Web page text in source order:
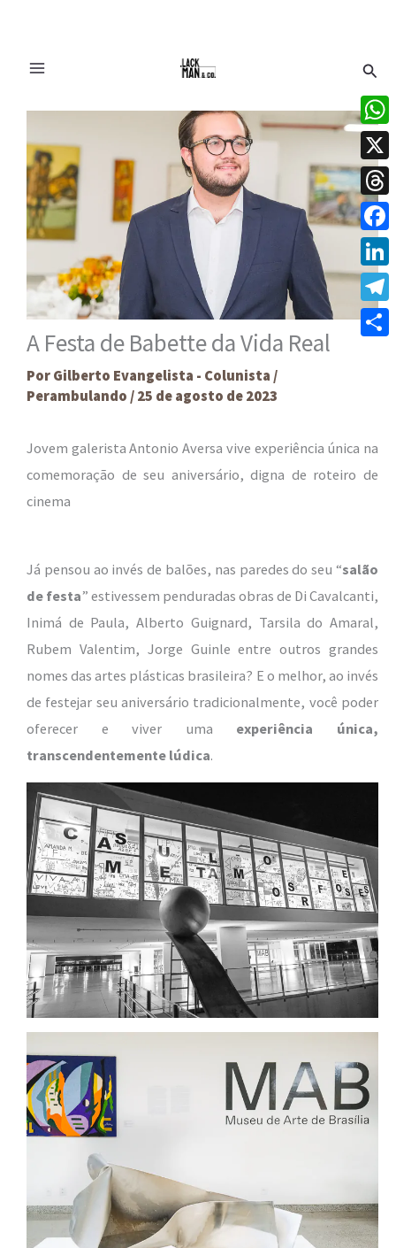
A Festa de Babette da Vida Real
Por Gilberto Evangelista - Colunista /
Perambulando / 25 de agosto de 2023
Jovem galerista Antonio Aversa vive experiência única na
comemoração de seu aniversário, digna de roteiro de
cinema
Já pensou ao invés de balões, nas paredes do seu “salão
de festa” estivessem penduradas obras de Di Cavalcanti,
Inimá de Paula, Alberto Guignard, Tarsila do Amaral,
Rubem Valentim, Jorge Guinle entre outros grandes
nomes das artes plásticas brasileira? E o melhor, ao invés
de festejar seu aniversário tradicionalmente, você poder
oferecer e viver uma experiência única,
transcendentemente lúdica.
X